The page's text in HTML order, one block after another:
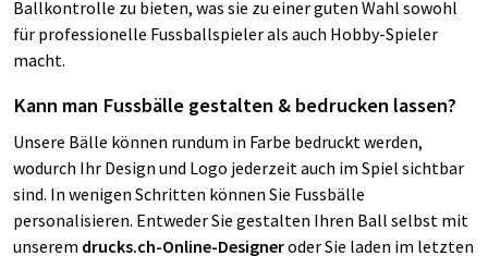
Ballkontrolle zu bieten, was sie zu einer guten Wahl sowohl
für professionelle Fussballspieler als auch Hobby-Spieler
macht.
Kann man Fussbälle gestalten & bedrucken lassen?
Unsere Bälle können rundum in Farbe bedruckt werden,
wodurch Ihr Design und Logo jederzeit auch im Spiel sichtbar
sind. In wenigen Schritten können Sie Fussbälle
personalisieren. Entweder Sie gestalten Ihren Ball selbst mit
unserem drucks.ch-Online-Designeroder Sie laden im letzten